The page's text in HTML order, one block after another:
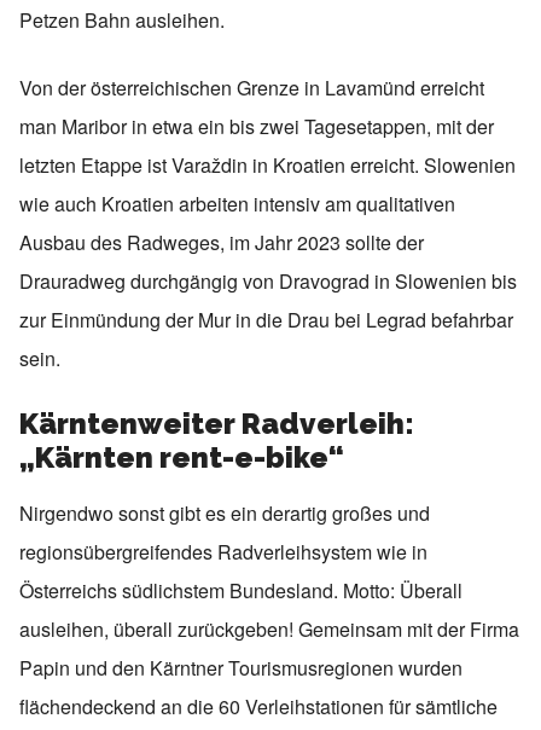
Petzen Bahn ausleihen.
Von der österreichischen Grenze in Lavamünd erreicht
man Maribor in etwa ein bis zwei Tagesetappen, mit der
letzten Etappe ist Varaždin in Kroatien erreicht. Slowenien
wie auch Kroatien arbeiten intensiv am qualitativen
Ausbau des Radweges, im Jahr 2023 sollte der
Drauradweg durchgängig von Dravograd in Slowenien bis
zur Einmündung der Mur in die Drau bei Legrad befahrbar
sein.
Kärntenweiter Radverleih:
„Kärnten rent-e-bike“
Nirgendwo sonst gibt es ein derartig großes und
regionsübergreifendes Radverleihsystem wie in
Österreichs südlichstem Bundesland. Motto: Überall
ausleihen, überall zurückgeben! Gemeinsam mit der Firma
Papin und den Kärntner Tourismusregionen wurden
flächendeckend an die 60 Verleihstationen für sämtliche